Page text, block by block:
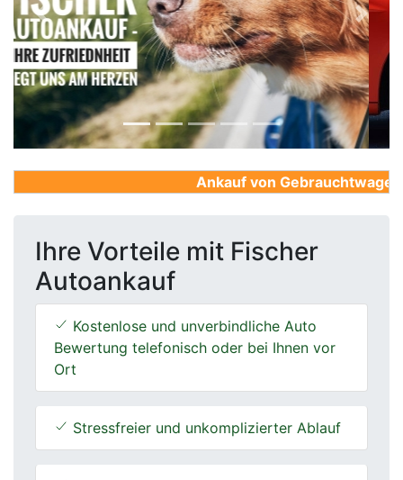
Previous Next
Ankauf von
Ihre Vorteile mit Fischer
Autoankauf
Kostenlose und unverbindliche Auto
Bewertung telefonisch oder bei Ihnen vor
Ort
Stressfreier und unkomplizierter Ablauf